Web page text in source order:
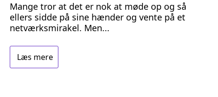
Mange tror at det er nok at møde op og så
ellers sidde på sine hænder og vente på et
netværksmirakel. Men...
Læs mere